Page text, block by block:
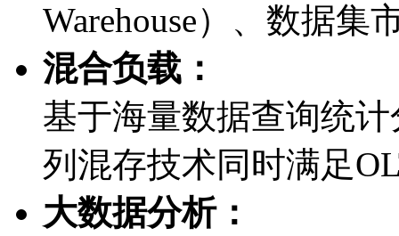
Warehouse）、数据
混合负载：
基于海量数据查询统计
列混存技术同时满足
大数据分析：